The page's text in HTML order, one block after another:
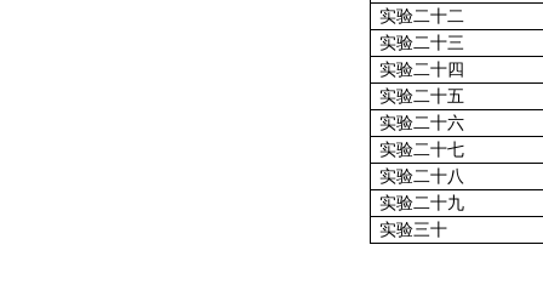
实验二十二
实验二十三
实验二十四
实验二十五
实验二十六
实验二十七
实验二十八
实验二十九
实验三十